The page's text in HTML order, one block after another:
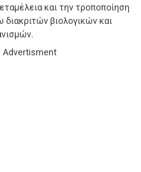
και την τροποποίηση
βιολογικών και
Advertisment